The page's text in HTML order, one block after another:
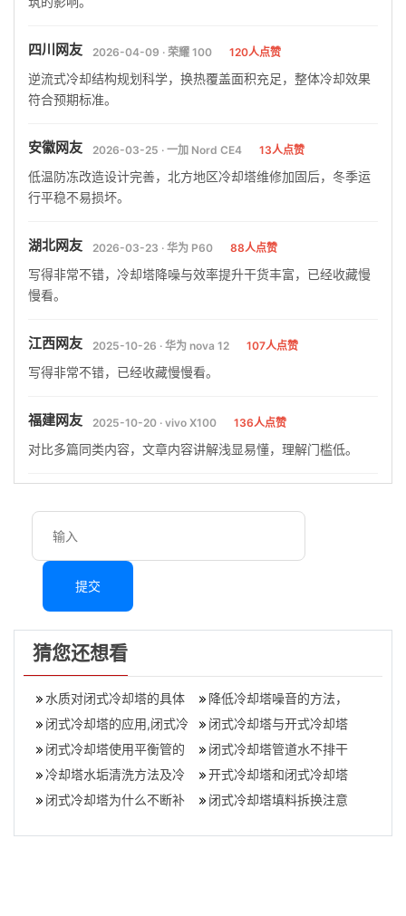
四川网友 2026-04-09 · 荣耀 100 120人点赞
逆流式冷却结构规划科学，换热覆盖面积充足，整体冷却效果
符合预期标准。
安徽网友 2026-03-25 · 一加 Nord CE4 13人点赞
低温防冻改造设计完善，北方地区冷却塔维修加固后，冬季运
行平稳不易损坏。
湖北网友 2026-03-23 · 华为 P60 88人点赞
写得非常不错，冷却塔降噪与效率提升干货丰富，已经收藏慢
慢看。
江西网友 2025-10-26 · 华为 nova 12 107人点赞
写得非常不错，已经收藏慢慢看。
福建网友 2025-10-20 · vivo X100 136人点赞
对比多篇同类内容，文章内容讲解浅显易懂，理解门槛低。
提交
猜您还想看
水质对闭式冷却塔的具体
影响(闭式冷却塔使用场所
都有哪些要
降低冷却塔噪音的方法，
如何让冷却塔“安静”,冷却
塔噪音扰民
闭式冷却塔的应用,闭式冷
却塔的应用领域
闭式冷却塔与开式冷却塔
的原理区别,闭式冷却塔与
开式冷却塔
闭式冷却塔使用平衡管的
目的(闭式冷却塔平衡管的
作用)
闭式冷却塔管道水不排干
净的危害性有哪些
冷却塔水垢清洗方法及冷
却塔的范围
开式冷却塔和闭式冷却塔
有什么区别？,开式冷却塔
闭式冷却塔为什么不断补
闭式冷却塔填料拆换注意